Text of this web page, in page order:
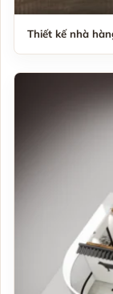
Thiết kế nhà